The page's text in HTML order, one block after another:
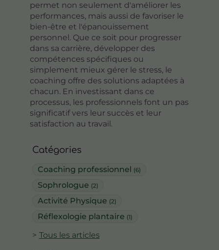
Catégories
Coaching professionnel (6)
Sophrologue (2)
Activité Physique (2)
Réflexologie plantaire (1)
Tous les articles
permet non seulement d'améliorer les
performances, mais aussi de favoriser le
bien-être et l'épanouissement
personnel. Que ce soit pour progresser
dans sa carrière, développer des
compétences spécifiques ou
simplement mieux gérer le stress, le
coaching offre des solutions adaptées à
chacun. En investissant dans ce
processus, les professionnels font un pas
significatif vers leur succès et leur
satisfaction au travail.